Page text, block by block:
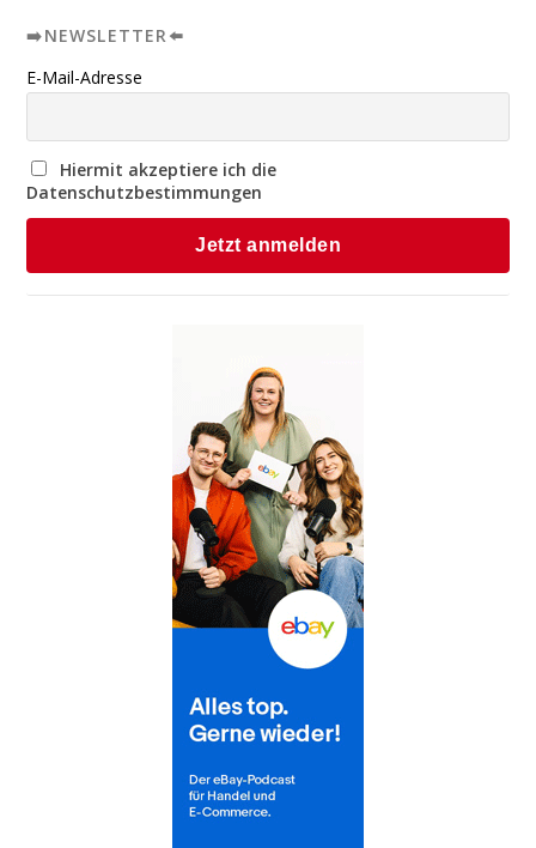
➡️NEWSLETTER⬅️
E-Mail-Adresse
Hiermit akzeptiere ich die
Datenschutzbestimmungen